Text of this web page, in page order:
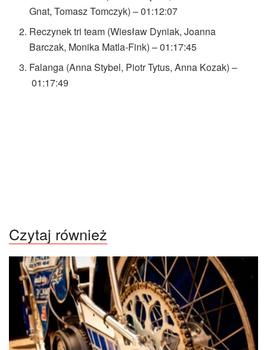
Gnat, Tomasz Tomczyk) – 01:12:07
Reczynek tri team (Wiesław Dyniak, Joanna
Barczak, Monika Matla-Fink) – 01:17:45
Falanga (Anna Stybel, Piotr Tytus, Anna Kozak) –
01:17:49
Czytaj również